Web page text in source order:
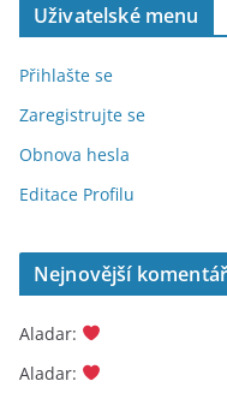
Uživatelské menu
Přihlašte se
Zaregistrujte se
Obnova hesla
Editace Profilu
Nejnovější
Aladar:
Aladar: